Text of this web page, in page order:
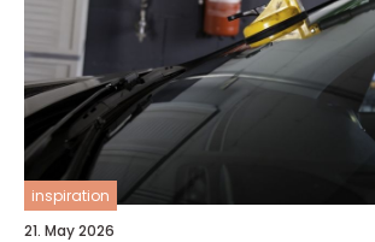
inspiration
21. May 2026